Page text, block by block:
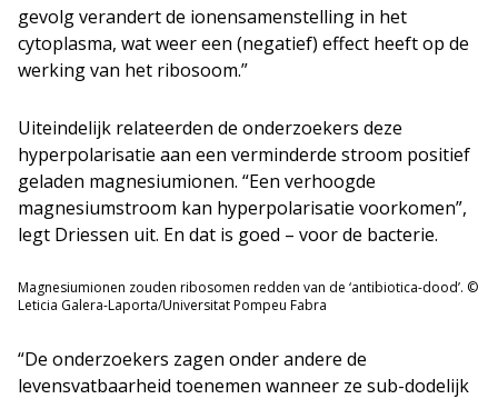
gevolg verandert de ionensamenstelling in het
cytoplasma, wat weer een (negatief) effect heeft op de
werking van het ribosoom.”
Uiteindelijk relateerden de onderzoekers deze
hyperpolarisatie aan een verminderde stroom positief
geladen magnesiumionen. “Een verhoogde
magnesiumstroom kan hyperpolarisatie voorkomen”,
legt Driessen uit. En dat is goed – voor de bacterie.
Magnesiumionen zouden ribosomen redden van de ‘antibiotica-dood’. ©
Leticia Galera-Laporta/Universitat Pompeu Fabra
“De onderzoekers zagen onder andere de
levensvatbaarheid toenemen wanneer ze sub-dodelijk